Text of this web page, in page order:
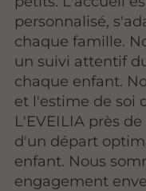
personnalisé,
chaque famille.
un suivi attentif
chaque enfant.
et l'estime de soi
L'EVEILIA près
d'un départ
enfant. Nous
engagement